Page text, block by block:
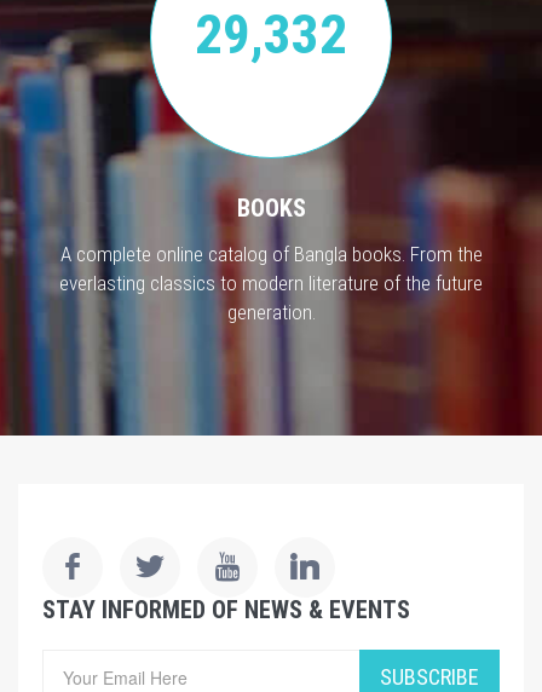
29,332
BOOKS
A complete online catalog of Bangla books. From the
everlasting classics to modern literature of the future
generation.
STAY INFORMED OF NEWS & EVENTS
SUBSCRIBE